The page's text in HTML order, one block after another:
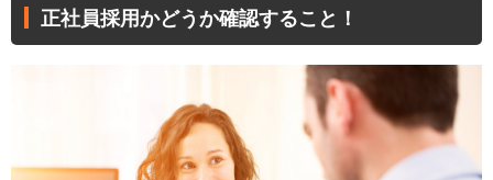
正社員採用かどうか確認すること！